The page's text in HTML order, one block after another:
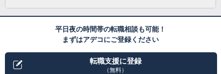
平日夜の時間帯の転職相談も可能！
まずはアデコにご登録ください
転職支援に登録
（無料）